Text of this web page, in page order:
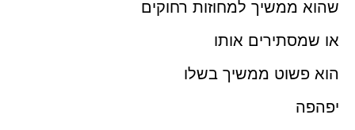
שהוא ממשיך למחוזות רחוקים
או שמסתירים אותו
הוא פשוט ממשיך בשלו
יפהפה